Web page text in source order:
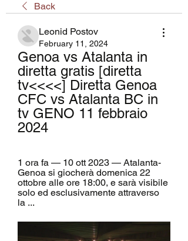
Back
Leonid Postov
February 11, 2024
Genoa vs Atalanta in
diretta gratis [diretta
tv<<<<] Diretta Genoa
CFC vs Atalanta BC in
tv GENO 11 febbraio
2024
1 ora fa — 10 ott 2023 — Atalanta-
Genoa si giocherà domenica 22
ottobre alle ore 18:00, e sarà visibile
solo ed esclusivamente attraverso
la ...